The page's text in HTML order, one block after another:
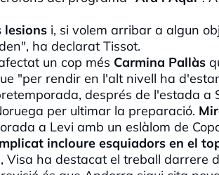
lesions i, si volem arribar a algun
ha declarat Tissot.
un cop més Carmina Pallàs
"per rendir en l'alt nivell ha
, després de l'estada a
per ultimar la preparació.
a Levi amb un eslàlom de
incloure esquiadors en el
Visa ha destacat el treball darrere